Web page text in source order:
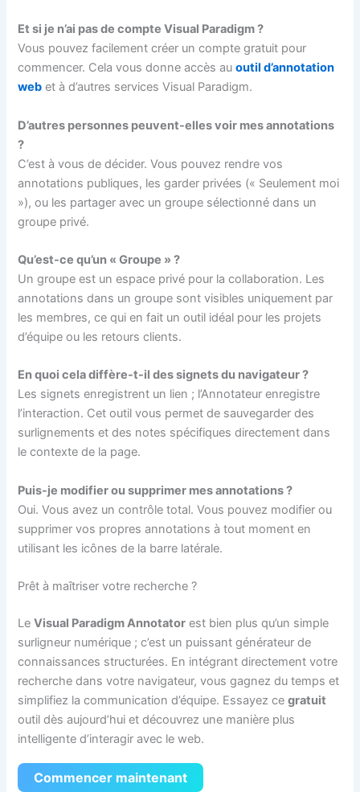
Et si je n’ai pas de compte Visual Paradigm ?
Vous pouvez facilement créer un compte gratuit pour
commencer. Cela vous donne accès auoutil d’annotation
web et à d’autres services Visual Paradigm.
D’autres personnes peuvent-elles voir mes annotations
?
C’est à vous de décider. Vous pouvez rendre vos
annotations publiques, les garder privées (« Seulement moi
»), ou les partager avec un groupe sélectionné dans un
groupe privé.
Qu’est-ce qu’un « Groupe » ?
Un groupe est un espace privé pour la collaboration. Les
annotations dans un groupe sont visibles uniquement par
les membres, ce qui en fait un outil idéal pour les projets
d’équipe ou les retours clients.
En quoi cela diffère-t-il des signets du navigateur ?
Les signets enregistrent un lien ; l’Annotateur enregistre
l’interaction. Cet outil vous permet de sauvegarder des
surlignements et des notes spécifiques directement dans
le contexte de la page.
Puis-je modifier ou supprimer mes annotations ?
Oui. Vous avez un contrôle total. Vous pouvez modifier ou
supprimer vos propres annotations à tout moment en
utilisant les icônes de la barre latérale.
Prêt à maîtriser votre recherche ?
LeVisual Paradigm Annotator est bien plus qu’un simple
surligneur numérique ; c’est un puissant générateur de
connaissances structurées. En intégrant directement votre
recherche dans votre navigateur, vous gagnez du temps et
simplifiez la communication d’équipe. Essayez cegratuit
outil dès aujourd’hui et découvrez une manière plus
intelligente d’interagir avec le web.
Commencer maintenant